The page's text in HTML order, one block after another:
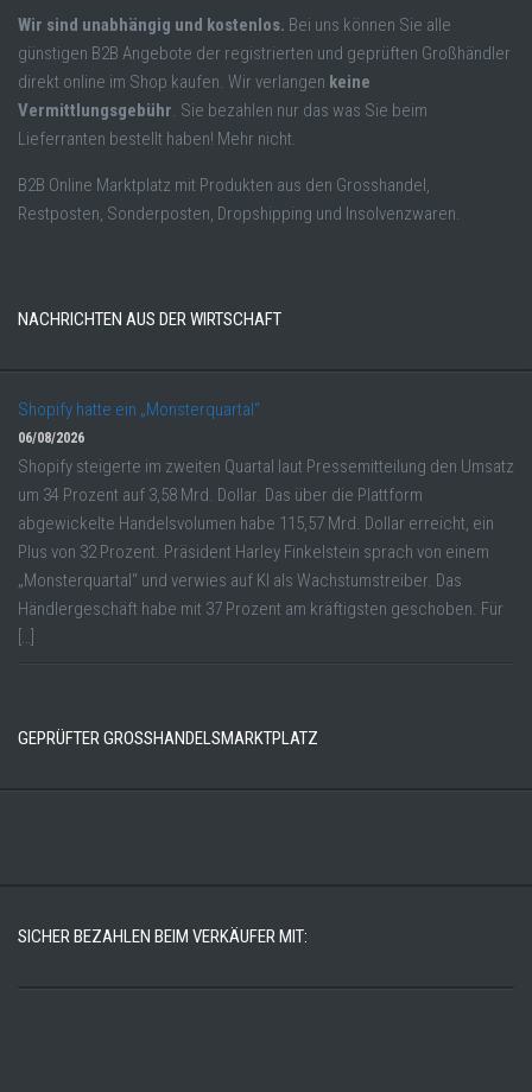
Wir sind unabhängig und kostenlos. Bei uns können Sie alle
günstigen B2B Angebote der registrierten und geprüften Großhändler
direkt online im Shop kaufen. Wir verlangen keine
Vermittlungsgebühr. Sie bezahlen nur das was Sie beim
Lieferranten bestellt haben! Mehr nicht.
B2B Online Marktplatz mit Produkten aus den Grosshandel,
Restposten, Sonderposten, Dropshipping und Insolvenzwaren.
NACHRICHTEN AUS DER WIRTSCHAFT
Shopify hatte ein „Monsterquartal“
06/08/2026
Shopify steigerte im zweiten Quartal laut Pressemitteilung den Umsatz
um 34 Prozent auf 3,58 Mrd. Dollar. Das über die Plattform
abgewickelte Handelsvolumen habe 115,57 Mrd. Dollar erreicht, ein
Plus von 32 Prozent. Präsident Harley Finkelstein sprach von einem
„Monsterquartal“ und verwies auf KI als Wachstumstreiber. Das
Händlergeschäft habe mit 37 Prozent am kräftigsten geschoben. Für
[…]
GEPRÜFTER GROSSHANDELSMARKTPLATZ
SICHER BEZAHLEN BEIM VERKÄUFER MIT: